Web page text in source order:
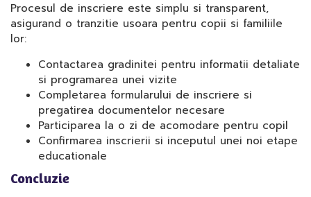
Procesul de inscriere este simplu si transparent,
asigurand o tranzitie usoara pentru copii si familiile
lor:
Contactarea gradinitei pentru informatii detaliate
si programarea unei vizite
Completarea formularului de inscriere si
pregatirea documentelor necesare
Participarea la o zi de acomodare pentru copil
Confirmarea inscrierii si inceputul unei noi etape
educationale
Concluzie